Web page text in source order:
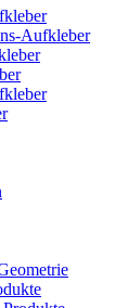
Aufkleber